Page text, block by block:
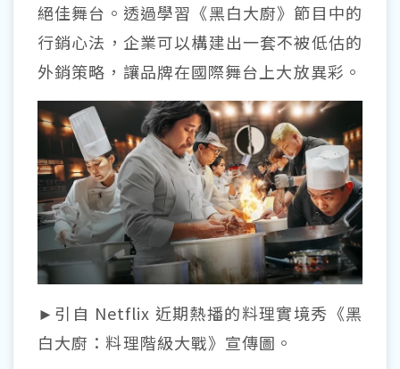
絕佳舞台。透過學習《黑白大廚》節目中的
行銷心法，企業可以構建出一套不被低估的
外銷策略，讓品牌在國際舞台上大放異彩。
►引自 Netflix 近期熱播的料理實境秀《黑
白大廚：料理階級大戰》宣傳圖。